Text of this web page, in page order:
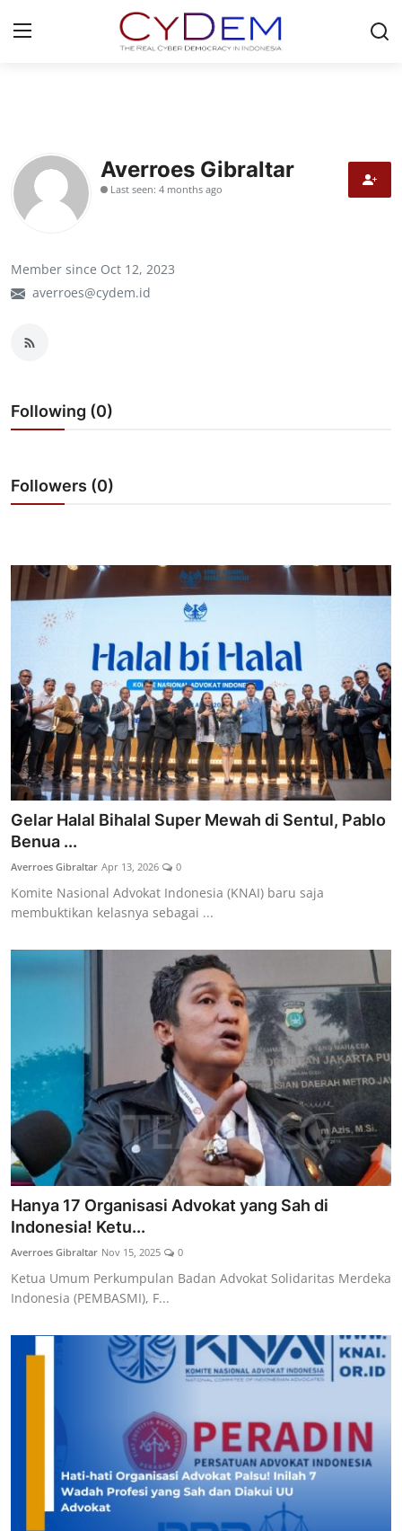
Contact
Redaksi
Olahraga
Lainya
Averroes Gibraltar
Last seen: 4 months ago
Member since Oct 12, 2023
averroes@cydem.id
Following (0)
Followers (0)
Gelar Halal Bihalal Super Mewah di Sentul, Pablo
Benua ...
Averroes Gibraltar Apr 13, 2026 0
Komite Nasional Advokat Indonesia (KNAI) baru saja
membuktikan kelasnya sebagai ...
Hanya 17 Organisasi Advokat yang Sah di
Indonesia! Ketu...
Averroes Gibraltar Nov 15, 2025 0
Ketua Umum Perkumpulan Badan Advokat Solidaritas Merdeka
Indonesia (PEMBASMI), F...